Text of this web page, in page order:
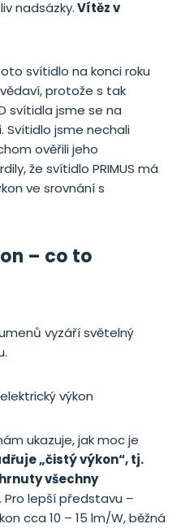
nadsázky.Vítěz v
svítidlo na konci roku
protože s tak
svítidla jsme se na
Svítidlo jsme nechali
ověřili jeho
že svítidlo PRIMUS má
ve srovnání s
– co to
vyzáří světelný
výkon
ukazuje, jak moc je
„čistý výkon“, tj.
všechny
lepší představu –
cca 10 – 15 lm/W, běžná